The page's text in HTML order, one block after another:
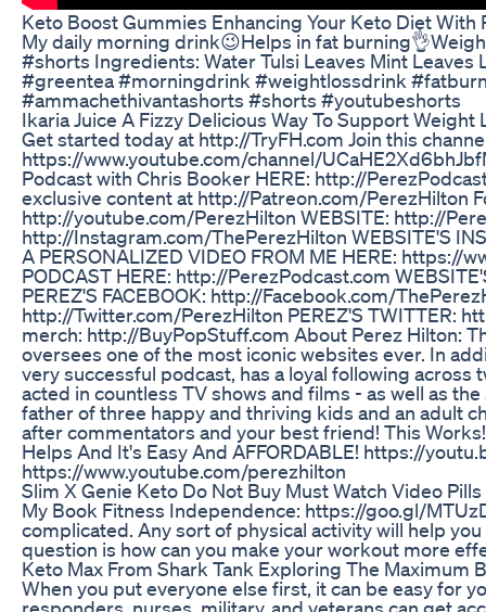
Keto Boost Gummies Enhancing Your Keto Diet
My daily morning drink😉Helps in fat
#shorts Ingredients: Water Tulsi Leaves Mint Leaves
#greentea #morningdrink #weightlossdrink
#ammachethivantashorts #shorts #youtubeshorts
Ikaria Juice A Fizzy Delicious Way To Support Weight
Get started today at http://TryFH.com Join this
https://www.youtube.com/channel/
Podcast with Chris Booker HERE: http://
exclusive content at http://Patreon.com/PerezHilton
http://youtube.com/PerezHilton WEBSITE: http://
http://Instagram.com/ThePerezHilton WEBSITE'S
A PERSONALIZED VIDEO FROM ME HERE: https://
PODCAST HERE: http://PerezPodcast.com
PEREZ'S FACEBOOK: http://Facebook.com/
http://Twitter.com/PerezHilton PEREZ'S TWITTER:
merch: http://BuyPopStuff.com About Perez Hilton:
oversees one of the most iconic websites ever. In
very successful podcast, has a loyal following across
acted in countless TV shows and films - as well as
father of three happy and thriving kids and an adult
after commentators and your best friend! This
Helps And It's Easy And AFFORDABLE! https://
https://www.youtube.com/perezhilton
Slim X Genie Keto Do Not Buy Must Watch Video
My Book Fitness Independence: https://goo.gl/
complicated. Any sort of physical activity will help
question is how can you make your workout more
Keto Max From Shark Tank Exploring The Maximum
When you put everyone else first, it can be easy for
responders, nurses, military, and veterans can get